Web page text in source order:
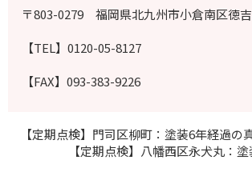
〒803-0279 福岡県北九州市小倉南区徳
【TEL】0120-05-8127
【FAX】093-383-9226
【定期点検】門司区柳町：塗装6年経過の
【定期点検】八幡西区永犬丸：